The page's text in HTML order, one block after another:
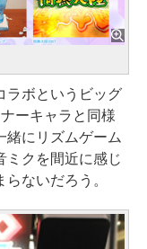
ボというビッグ
ーキャラと同様
緒にリズムゲーム
ミクを間近に感じ
ないだろう。